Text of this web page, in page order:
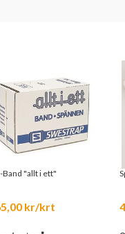
Band "allt i ett"
kr/krt